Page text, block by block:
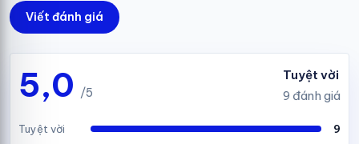
Viết đánh giá
5,0 /5
Tuyệt vời
9 đánh giá
Tuyệt vời
9